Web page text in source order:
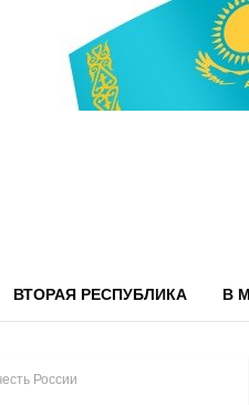
ВТОРАЯ РЕСПУБЛИКА В
России